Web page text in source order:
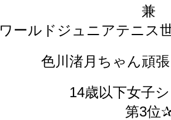
兼
ワールドジュニアテニス
色川渚月ちゃん頑
14歳以下女子
第3位